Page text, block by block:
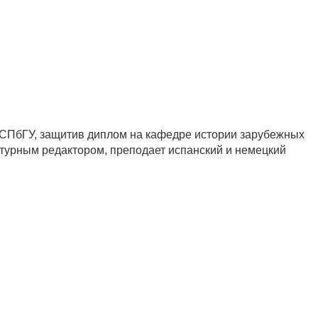
защитив диплом на кафедре истории зарубежных
редактором, преподает испанский и немецкий